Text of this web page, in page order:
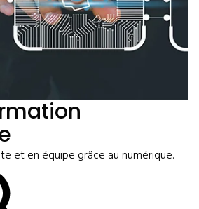
et en équipe grâce au numérique.